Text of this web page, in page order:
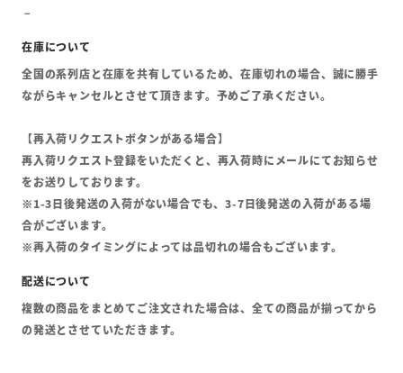
全国の系列店と在庫を共有しているため、在庫切れの場合、誠に勝手
ながらキャンセルとさせて頂きます。予めご了承ください。
【再入荷リクエストボタンがある場合】
再入荷リクエスト登録をいただくと、再入荷時にメールにてお知らせ
をお送りしております。
※1-3日後発送の入荷がない場合でも、3-7日後発送の入荷がある場
合がございます。
※再入荷のタイミングによっては品切れの場合もございます。
複数の商品をまとめてご注文された場合は、全ての商品が揃ってから
の発送とさせていただきます。